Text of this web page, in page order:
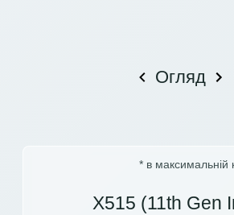
Огляд
* в максимальній
X515 (11th Gen